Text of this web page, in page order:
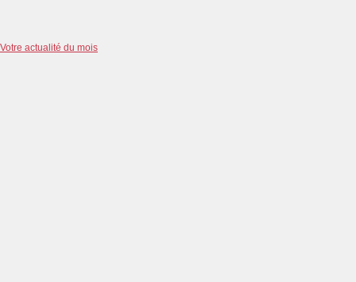
Votre actualité du mois